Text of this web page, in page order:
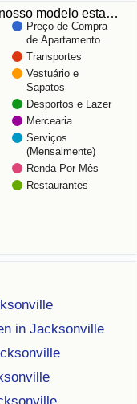
modelo esta…
Preço de Compra
de Apartamento
Transportes
Vestuário e
Sapatos
Desportos e Lazer
Mercearia
Serviços
(Mensalmente)
Renda Por Mês
Restaurantes
in Jacksonville